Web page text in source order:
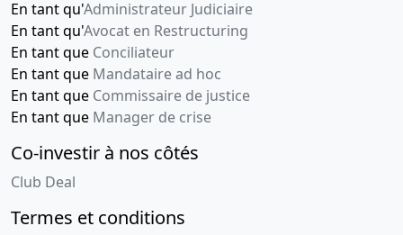
En tant qu'Administrateur Judiciaire
En tant qu'Avocat en Restructuring
En tant que Conciliateur
En tant que Mandataire ad hoc
En tant que Commissaire de justice
En tant que Manager de crise
Co-investir à nos côtés
Club Deal
Termes et conditions